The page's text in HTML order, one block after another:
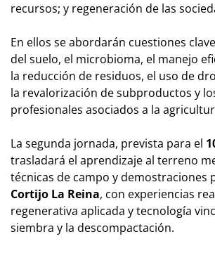
recursos; y regeneración de las
En ellos se abordarán cuestiones
del suelo, el microbioma, el manejo
la reducción de residuos, el uso de
la revalorización de subproductos y
profesionales asociados a la
La segunda jornada, prevista para el
trasladará el aprendizaje al terreno
técnicas de campo y demostraciones
Cortijo La Reina, con experiencias
regenerativa aplicada y tecnología
siembra y la descompactación.